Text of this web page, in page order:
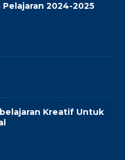
Pelajaran 2024-2025
Kreatif Untuk